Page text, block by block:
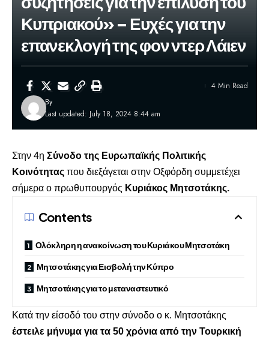
Κυπριακού» – Ευχές για την
επανεκλογή της φον ντερ Λάιεν
Last updated: July 18, 2024 8:44 am
By
4 Min Read
Στην 4η Σύνοδο της Ευρωπαϊκής Πολιτικής
Κοινότητας που διεξάγεται στην Οξφόρδη συμμετέχει
σήμερα ο πρωθυπουργός Κυριάκος Μητσοτάκης.
Contents
Ολόκληρη η ανακοίνωση του Κυριάκου Μητσοτάκη
Μητσοτάκης για Εισβολή την Κύπρο
Μητσοτάκης για το μεταναστευτικό
Κατά την είσοδό του στην σύνοδο ο κ. Μητσοτάκης
έστειλε μήνυμα για τα 50 χρόνια από την Τουρκική